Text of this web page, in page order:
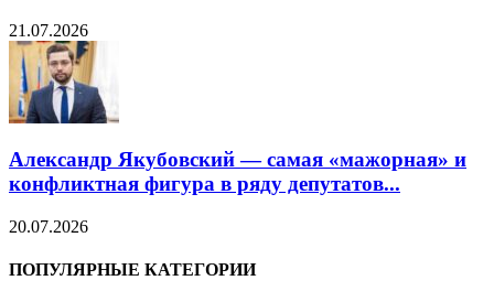
21.07.2026
Александр Якубовский — самая «мажорная» и
конфликтная фигура в ряду депутатов...
20.07.2026
ПОПУЛЯРНЫЕ КАТЕГОРИИ